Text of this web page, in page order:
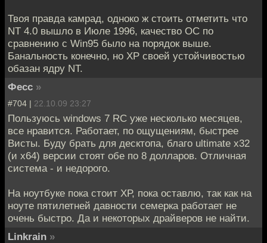
Твоя правда камрад, одноко ж стоить отметить что
NT 4.0 вышло в Июле 1996, качество ОС по
сравнению с Win95 было на порядок выше.
Банальность конечно, но XP своей устойчивостью
обазан ядру NT.
Фесс »
#704 | 22.10.09 23:27
Пользуюсь windows 7 RC уже несколько месяцев,
все нравится. Работает, по ощущениям, быстрее
Висты. Буду брать для десктопа, благо ultimate x32
(и х64) версии стоят обе по 8 долларов. Отличная
система - и недорого.
На ноутбуке пока стоит ХР, пока оставлю, так как на
ноуте пятилетней давности семерка работает не
очень быстро. Да и некоторых драйверов не найти.
Linkrain »